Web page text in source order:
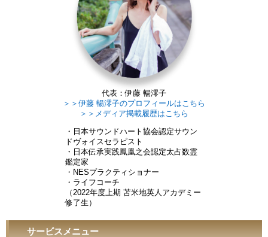
代表：伊藤 暢澪子
＞＞伊藤 暢澪子のプロフィールはこちら
＞＞メディア掲載履歴はこちら
・日本サウンドハート協会認定サウン
ドヴォイスセラピスト
・日本伝承実践鳳凰之会認定太占数霊
鑑定家
・NESプラクティショナー
・ライフコーチ
（2022年度上期 苫米地英人アカデミー
修了生）
サービスメニュー